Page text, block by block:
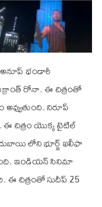
అనూప్ భండారీ
విక్రాంత్ రోనా. ఈ చిత్రంతో
నిరూప్
ఈ చిత్రం యొక్క టైటిల్
లోని భూర్జ్ ఖలీఫా
ఇండియన్ సినిమా
చిత్రంతో సుదీప్ 25